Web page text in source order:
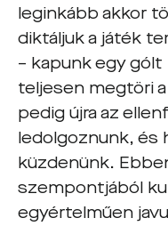
leginkább akkor
diktáljuk a játék
– kapunk egy
teljesen megtöri
pedig újra az
ledolgoznunk, és
küzdenünk.
szempontjából
egyértelműen